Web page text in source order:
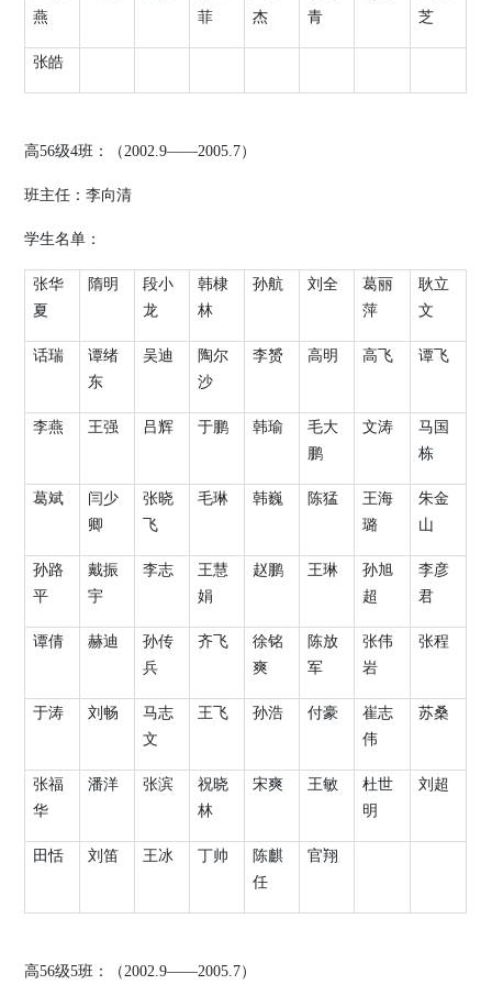
燕
菲
杰
青
芝
张皓
高56级4班：（2002.9——2005.7）
班主任：李向清
学生名单：
张华
夏
隋明
段小
龙
韩棣
林
孙航 刘全
葛丽
萍
耿立
文
话瑞
谭绪
东
吴迪
陶尔
沙
李赟 高明 高飞 谭飞
李燕 王强 吕辉 于鹏 韩瑜
毛大
鹏
文涛
马国
栋
葛斌
闫少
卿
张晓
飞
毛琳 韩巍 陈猛
王海
璐
朱金
山
孙路
平
戴振
宇
李志
王慧
娟
赵鹏 王琳
孙旭
超
李彦
君
谭倩 赫迪
孙传
兵
齐飞
徐铭
爽
陈放
军
张伟
岩
张程
于涛 刘畅
马志
文
王飞 孙浩 付豪
崔志
伟
苏桑
张福
华
潘洋 张滨
祝晓
林
宋爽 王敏
杜世
明
刘超
田恬 刘笛 王冰 丁帅
陈麒
任
官翔
高56级5班：（2002.9——2005.7）